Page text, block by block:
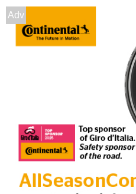
145/80 R13 79T XL
Disponibile
165/70 R13 79T
Disponibile
Adv